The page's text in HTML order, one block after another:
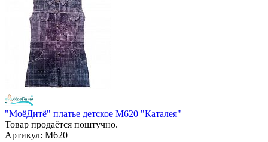
"МоёДитё" платье детское М620 "Каталея"
Товар продаётся поштучно.
Артикул: М620